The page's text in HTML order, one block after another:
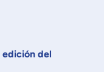
edición del